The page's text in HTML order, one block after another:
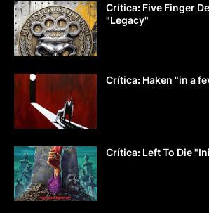
Crítica: Five Finger
"Legacy"
Crítica: Haken "in a
Crítica: Left To Die